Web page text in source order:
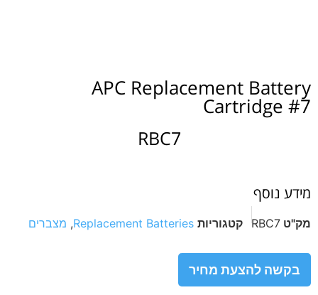
APC Replacement Battery
Cartridge #7
RBC7
מידע נוסף
מק"ט RBC7 קטגוריות Replacement Batteries
, מצברים
בקשה להצעת מחיר